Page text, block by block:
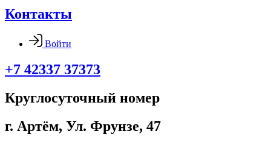
Контакты
Войти
+7 42337 37373
Круглосуточный номер
г. Артём, ​Ул. Фрунзе, 47